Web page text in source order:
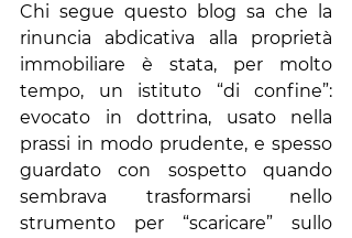
Chi segue questo blog sa che la
rinuncia abdicativa alla proprietà
immobiliare è stata, per molto
tempo, un istituto “di confine”:
evocato in dottrina, usato nella
prassi in modo prudente, e spesso
guardato con sospetto quando
sembrava trasformarsi nello
strumento per “scaricare” sullo